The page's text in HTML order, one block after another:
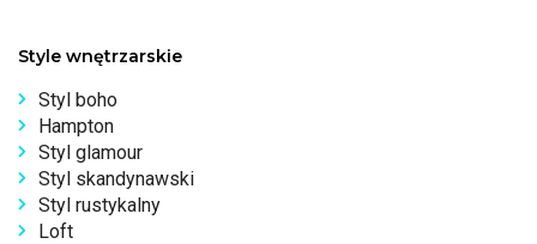
Style wnętrzarskie
Styl boho
Hampton
Styl glamour
Styl skandynawski
Styl rustykalny
Loft